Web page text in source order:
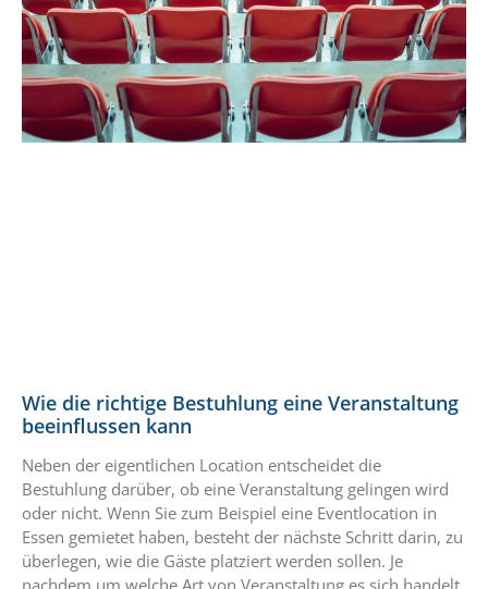
Wie die richtige Bestuhlung eine Veranstaltung
beeinflussen kann
Neben der eigentlichen Location entscheidet die
Bestuhlung darüber, ob eine Veranstaltung gelingen wird
oder nicht. Wenn Sie zum Beispiel eine Eventlocation in
Essen gemietet haben, besteht der nächste Schritt darin, zu
überlegen, wie die Gäste platziert werden sollen. Je